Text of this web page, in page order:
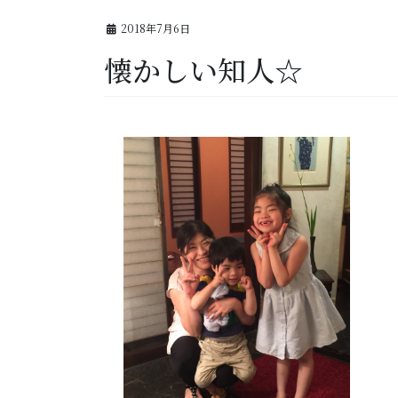
2018年7月6日
懐かしい知人☆